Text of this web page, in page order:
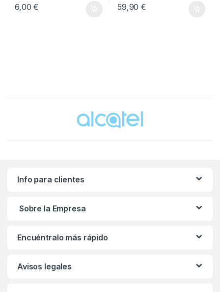
6,00€ 59,90€
Brands Carousel
Info para clientes
Sobre la Empresa
Encuéntralo más rápido
Avisos legales